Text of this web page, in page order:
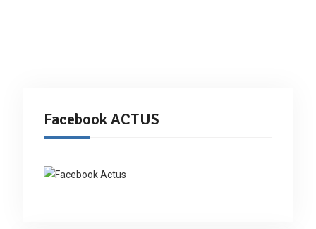
Facebook ACTUS